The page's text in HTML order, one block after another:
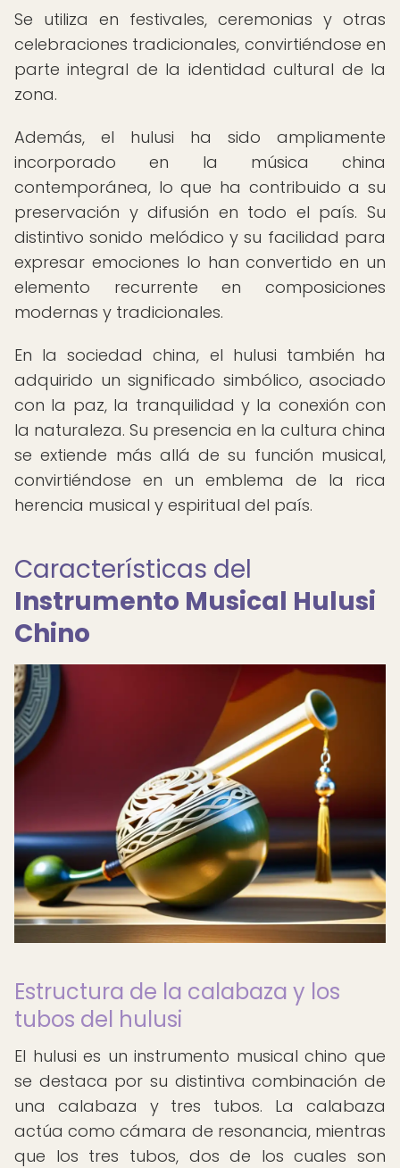
Se utiliza en festivales, ceremonias y otras
celebraciones tradicionales, convirtiéndose en
parte integral de la identidad cultural de la
zona.
Además, el hulusi ha sido ampliamente
incorporado en la música china
contemporánea, lo que ha contribuido a su
preservación y difusión en todo el país. Su
distintivo sonido melódico y su facilidad para
expresar emociones lo han convertido en un
elemento recurrente en composiciones
modernas y tradicionales.
En la sociedad china, el hulusi también ha
adquirido un significado simbólico, asociado
con la paz, la tranquilidad y la conexión con
la naturaleza. Su presencia en la cultura china
se extiende más allá de su función musical,
convirtiéndose en un emblema de la rica
herencia musical y espiritual del país.
Características del
Instrumento Musical Hulusi
Chino
Estructura de la calabaza y los
tubos del hulusi
El hulusi es un instrumento musical chino que
se destaca por su distintiva combinación de
una calabaza y tres tubos. La calabaza
actúa como cámara de resonancia, mientras
que los tres tubos, dos de los cuales son